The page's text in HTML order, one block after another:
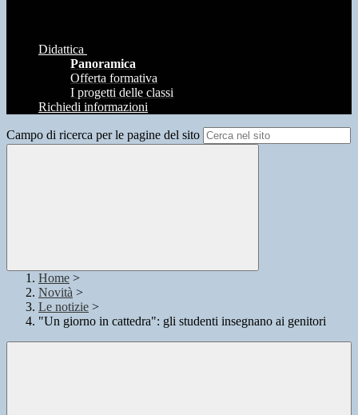
Didattica
Panoramica
Offerta formativa
I progetti delle classi
Richiedi informazioni
Campo di ricerca per le pagine del sito
Home >
Novità >
Le notizie >
"Un giorno in cattedra": gli studenti insegnano ai genitori